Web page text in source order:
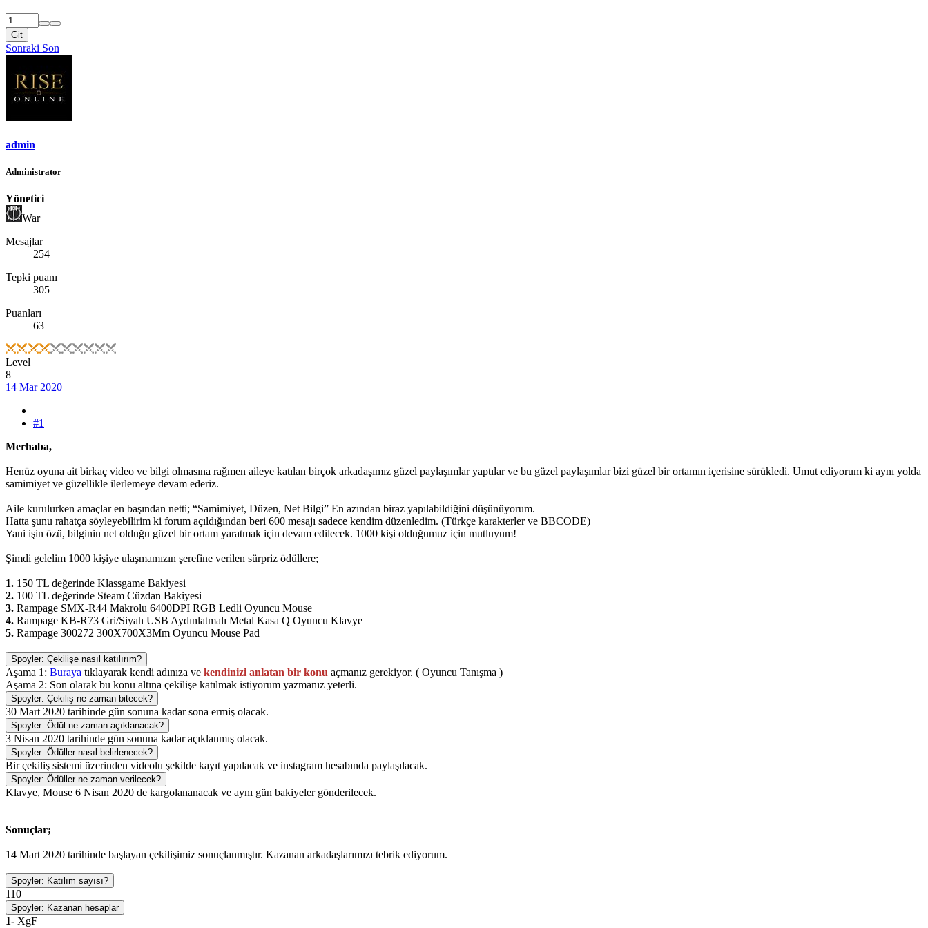
Git
Sonraki Son
admin
Administrator
Yönetici
War
Mesajlar
254
Tepki puanı
305
Puanları
63
Level
8
14 Mar 2020
#1
Merhaba,
Henüz oyuna ait birkaç video ve bilgi olmasına rağmen aileye katılan birçok arkadaşımız güzel paylaşımlar yaptılar ve bu güzel paylaşımlar bizi güzel bir ortamın içerisine sürükledi. Umut ediyorum ki aynı yolda
samimiyet ve güzellikle ilerlemeye devam ederiz.
Aile kurulurken amaçlar en başından netti; “Samimiyet, Düzen, Net Bilgi” En azından biraz yapılabildiğini düşünüyorum.
Hatta şunu rahatça söyleyebilirim ki forum açıldığından beri 600 mesajı sadece kendim düzenledim. (Türkçe karakterler ve BBCODE)
Yani işin özü, bilginin net olduğu güzel bir ortam yaratmak için devam edilecek. 1000 kişi olduğumuz için mutluyum!
Şimdi gelelim 1000 kişiye ulaşmamızın şerefine verilen sürpriz ödüllere;
1. 150 TL değerinde Klassgame Bakiyesi
2. 100 TL değerinde Steam Cüzdan Bakiyesi
3. Rampage SMX-R44 Makrolu 6400DPI RGB Ledli Oyuncu Mouse
4. Rampage KB-R73 Gri/Siyah USB Aydınlatmalı Metal Kasa Q Oyuncu Klavye
5. Rampage 300272 300X700X3Mm Oyuncu Mouse Pad
Spoyler: Çekilişe nasıl katılırım?
Aşama 1: Buraya tıklayarak kendi adınıza ve kendinizi anlatan bir konu açmanız gerekiyor. ( Oyuncu Tanışma )
Aşama 2: Son olarak bu konu altına çekilişe katılmak istiyorum yazmanız yeterli.
Spoyler: Çekiliş ne zaman bitecek?
30 Mart 2020 tarihinde gün sonuna kadar sona ermiş olacak.
Spoyler: Ödül ne zaman açıklanacak?
3 Nisan 2020 tarihinde gün sonuna kadar açıklanmış olacak.
Spoyler: Ödüller nasıl belirlenecek?
Bir çekiliş sistemi üzerinden videolu şekilde kayıt yapılacak ve instagram hesabında paylaşılacak.
Spoyler: Ödüller ne zaman verilecek?
Klavye, Mouse 6 Nisan 2020 de kargolananacak ve aynı gün bakiyeler gönderilecek.
Sonuçlar;
14 Mart 2020 tarihinde başlayan çekilişimiz sonuçlanmıştır. Kazanan arkadaşlarımızı tebrik ediyorum.
Spoyler: Katılım sayısı?
110
Spoyler: Kazanan hesaplar
1- XgF